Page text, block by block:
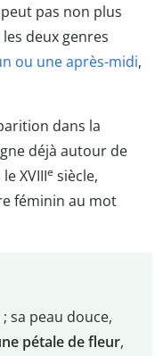
pas non plus
deux genres
ou une après-midi,
dans la
déjà autour de
XVIIIe siècle,
féminin au mot
sa peau douce,
pétale de fleur,